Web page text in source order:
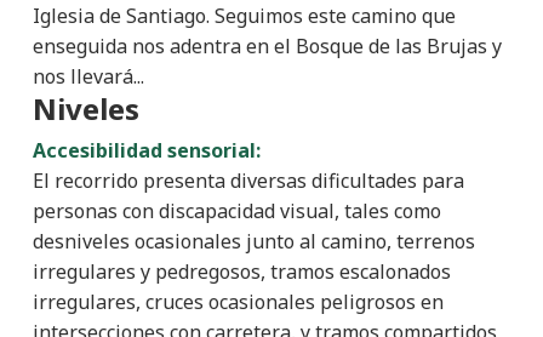
Iglesia de Santiago. Seguimos este camino que
enseguida nos adentra en el Bosque de las Brujas y
nos llevará...
Niveles
Accesibilidad sensorial:
El recorrido presenta diversas dificultades para
personas con discapacidad visual, tales como
desniveles ocasionales junto al camino, terrenos
irregulares y pedregosos, tramos escalonados
irregulares, cruces ocasionales peligrosos en